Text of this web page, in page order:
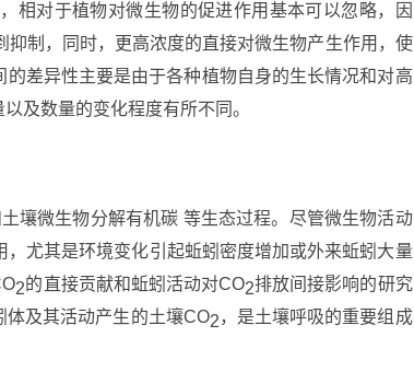
相对于植物对微生物的促进作用基本可以忽略，因
制，同时，更高浓度的直接对微生物产生作用，使
差异性主要是由于各种植物自身的生长情况和对高
及数量的变化程度有所不同。
壤微生物分解有机碳 等生态过程。尽管微生物活动
尤其是环境变化引起蚯蚓密度增加或外来蚯蚓大量
2的直接贡献和蚯蚓活动对CO2排放间接影响的研究
及其活动产生的土壤CO2，是土壤呼吸的重要组成